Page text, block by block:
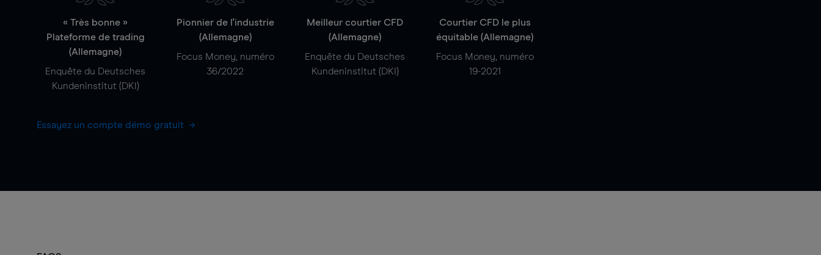
« Très bonne »
Plateforme de trading
(Allemagne)
Enquête du Deutsches
Kundeninstitut (DKI)
Pionnier de l'industrie
(Allemagne)
Focus Money, numéro
36/2022
Meilleur courtier CFD
(Allemagne)
Enquête du Deutsches
Kundeninstitut (DKI)
Courtier CFD le plus
équitable (Allemagne)
Focus Money, numéro
19-2021
Essayez un compte démo gratuit